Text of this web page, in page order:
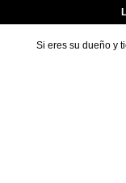
Si eres su dueño y